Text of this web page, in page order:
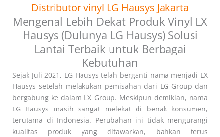
Distributor vinyl LG Hausys Jakarta
Mengenal Lebih Dekat Produk Vinyl LX
Hausys (Dulunya LG Hausys) Solusi
Lantai Terbaik untuk Berbagai
Kebutuhan
Sejak Juli 2021, LG Hausys telah berganti nama menjadi LX
Hausys setelah melakukan pemisahan dari LG Group dan
bergabung ke dalam LX Group. Meskipun demikian, nama
LG Hausys masih sangat melekat di benak konsumen,
terutama di Indonesia. Perubahan ini tidak mengurangi
kualitas produk yang ditawarkan, bahkan terus